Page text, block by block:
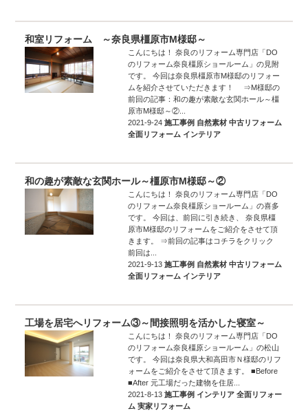
和室リフォーム ～奈良県橿原市M様邸～
こんにちは！ 奈良のリフォーム専門店「DO
のリフォーム奈良橿原ショールーム」の見附
です。 今回は奈良県橿原市M様邸のリフォー
ムを紹介させていただきます！ ⇒M様邸の
前回の記事：和の趣が素敵な玄関ホール～橿
原市M様邸～②...
2021-9-24施工事例 自然素材 中古リフォーム
全面リフォーム インテリア
和の趣が素敵な玄関ホール～橿原市M様邸～②
こんにちは！ 奈良のリフォーム専門店「DO
のリフォーム奈良橿原ショールーム」の喜多
です。 今回は、前回に引き続き、 奈良県橿
原市M様邸のリフォームをご紹介をさせて頂
きます。 ⇒前回の記事はコチラをクリック
前回は...
2021-9-13施工事例 自然素材 中古リフォーム
全面リフォーム インテリア
工場を居宅へリフォーム③～間接照明を活かした寝室～
こんにちは！ 奈良のリフォーム専門店「DO
のリフォーム奈良橿原ショールーム」の松山
です。 今回は奈良県大和高田市Ｎ様邸のリフ
ォームをご紹介をさせて頂きます。 ■Before
■After 元工場だった建物を住居...
2021-8-13施工事例 インテリア 全面リフォー
ム 実家リフォーム